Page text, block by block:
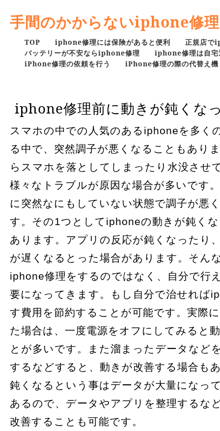
手間のかからないiphone修理
TOP iphone修理には保険があると便利
正規店で
バッテリーが不安ならiphone修理
iphone修理は自宅
iPhone修理の依頼を行う
iPhone修理の際の代替え機
iphone修理前に動きが鈍くな
スマホの中での人気のあるiphoneを多く
る中で、突然調子が悪くなることもあり
らスマホを落としてしまったり水没させ
様々なトラブルが原因な場合が多いです
に突然なにもしていない状態で調子が悪
す。その1つとしてiphoneの動きが鈍く
あります。アプリの反応が鈍くなったり
が遅くなるとった場合があります。そん
iphone修理をするのではなく、自分で行
要になってきます。もし自分で治せれば
す費用を節約することが可能です。実際
た場合は、一度電源をオフにしてみると
とが多いです。また溜まったデータなど
するなどすると、動きが改善する場合も
鈍くなるという事はデータが大量になっ
あるので、データやアプリを整理するな
改善することも可能です。